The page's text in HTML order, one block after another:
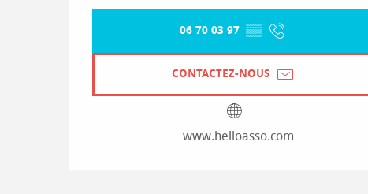
06 70 03 97 ▒▒
CONTACTEZ-NOUS
www.helloasso.com